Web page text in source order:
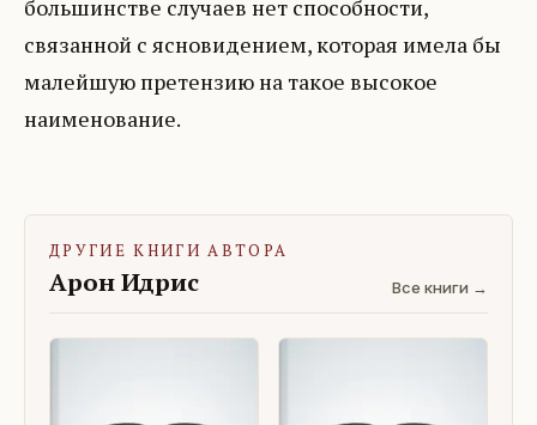
большинстве случаев нет способности,
связанной с ясновидением, которая имела бы
малейшую претензию на такое высокое
наименование.
ДРУГИЕ КНИГИ АВТОРА
Арон Идрис Все книги →